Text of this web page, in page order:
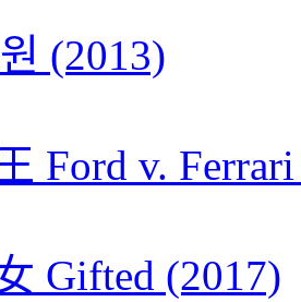
(2013)
Ford v.
Gifted (2017)